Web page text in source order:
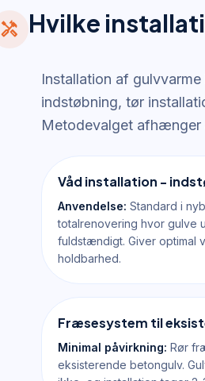
handyman Hvilke
Installation af
indstøbning, tør
Metodevalget afhænger
Våd installation -
Anvendelse: Standard i
totalrenovering hvor gulve
fuldstændigt. Giver optimal
holdbarhed.
Fræsesystem til
Minimal påvirkning: Rør
eksisterende betongulv.